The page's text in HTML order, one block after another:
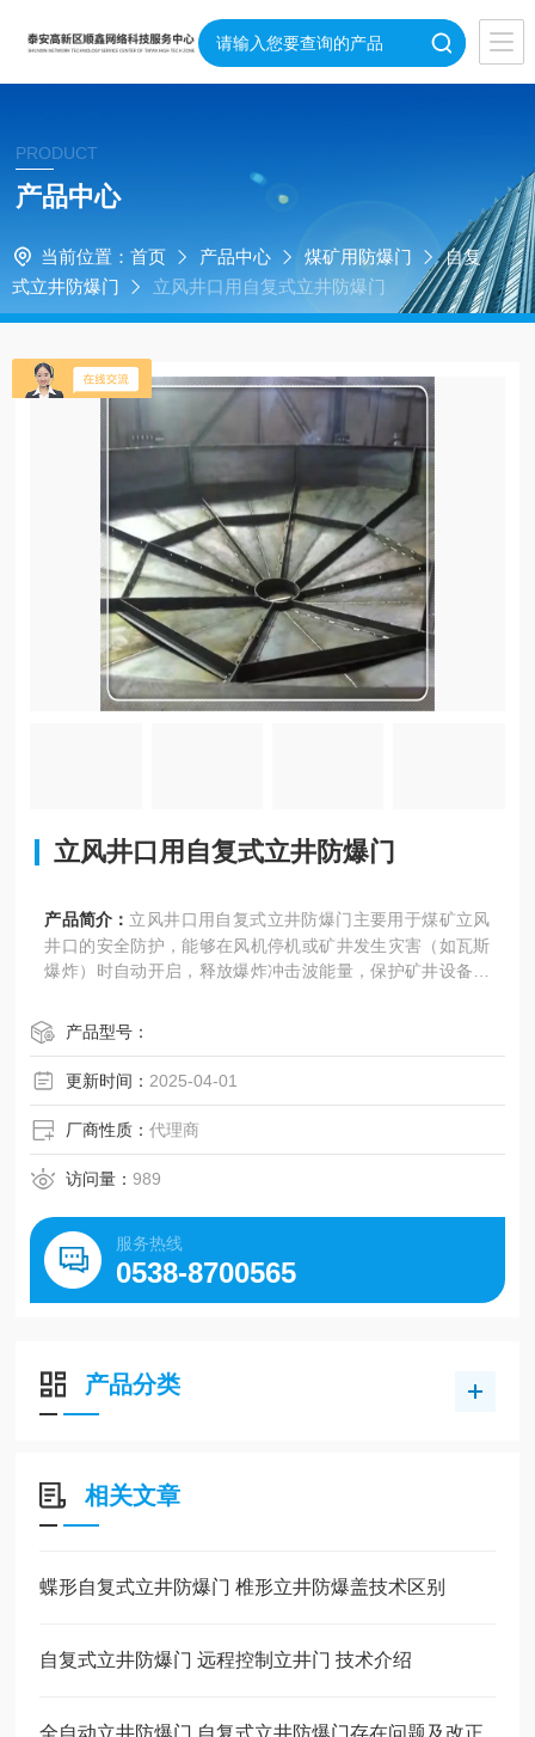
PRODUCT
产品中心
当前位置： 首页 产品中心 煤矿用防爆门
自复
式立井防爆门
立风井口用自复式立井防爆门
立风井口用自复式立井防爆门
产品简介： 立风井口用自复式立井防爆门主要用于煤矿立风
井口的安全防护，能够在风机停机或矿井发生灾害（如瓦斯
爆炸）时自动开启，释放爆炸冲击波能量，保护矿井设备和
产品型号：
更新时间： 2025-04-01
厂商性质：代理商
访问量：989
服务热线
0538-8700565
产品分类
相关文章
蝶形自复式立井防爆门 椎形立井防爆盖技术区别
自复式立井防爆门 远程控制立井门 技术介绍
全自动立井防爆门 自复式立井防爆门存在问题及改正